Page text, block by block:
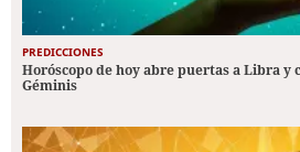
PREDICCIONES
Horóscopo de hoy abre puertas a Libra y
Géminis